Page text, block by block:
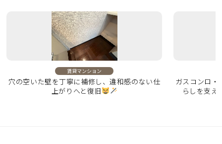
賃貸マンション
穴の空いた壁を丁寧に補修し、違和感のない仕
上がりへと復旧
ガスコンロ・
らしを支え